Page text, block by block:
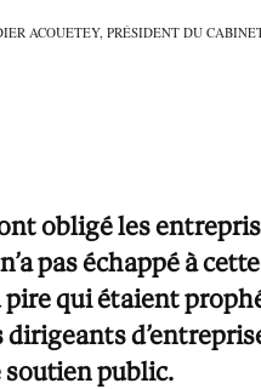
ACOUETEY, PRÉSIDENT DU
obligé les
pas échappé à
qui étaient
dirigeants
soutien public.